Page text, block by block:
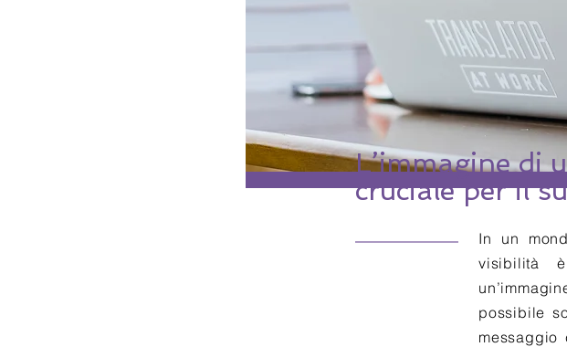
L’immagine di
cruciale per il
In un
visibilità
possibile
messaggio